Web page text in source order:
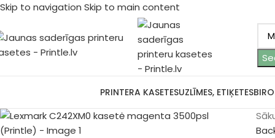
Skip to navigation Skip to main content
PRINTERA KASETESUZLĪMES, ETIĶETES